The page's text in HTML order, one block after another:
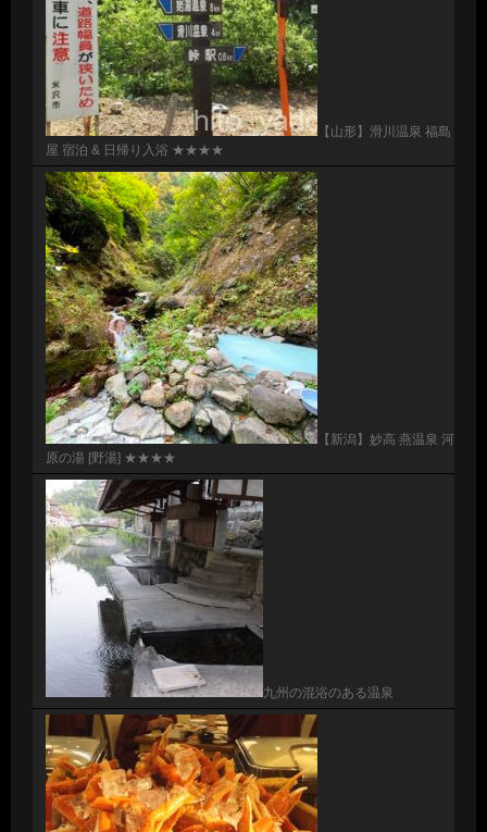
【山形】滑川温泉 福島
屋 宿泊 & 日帰り入浴 ★★★★
【新潟】妙高 燕温泉 河
原の湯 [野湯] ★★★★
九州の混浴のある温泉